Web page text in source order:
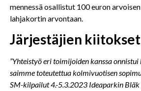
mennessä osallistut 100 euron
lahjakortin arvontaan.
Järjestäjien kiitokset
”Yhteistyö eri toimijoiden kanssa
saimme toteutettua kolmivuotisen
SM-kilpailut 4.-5.3.2023 Ideaparkin Bläk